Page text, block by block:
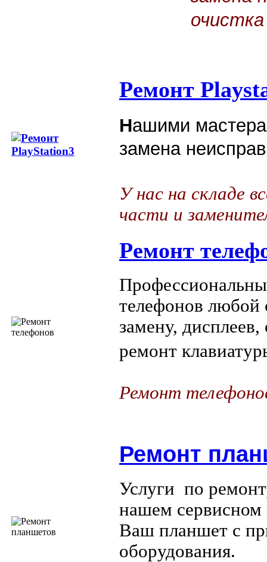
Ремонт
Нашими
замена
У нас на складе
части и
Ремонт
телефонов любой
замену,
ремонт
Ремонт
Ремонт
Услуги по
нашем
Ваш планшет с
оборудования.